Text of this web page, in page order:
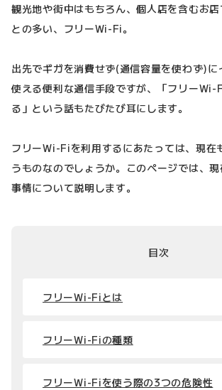
観光地や街中はもちろん、個人店を含むお
との多い、フリーWi-Fi。
出先でギガを消費せず(通信容量を使わず)に
使える便利な通信手段ですが、「フリーWi-
る」という話もたびたび耳にします。
フリーWi-Fiを利用するにあたっては、現在
うものなのでしょうか。このページでは、
事情について説明します。
目次
フリーWi-Fiとは
フリーWi-Fiの種類
フリーWi-Fiを使う際の3つの危険性